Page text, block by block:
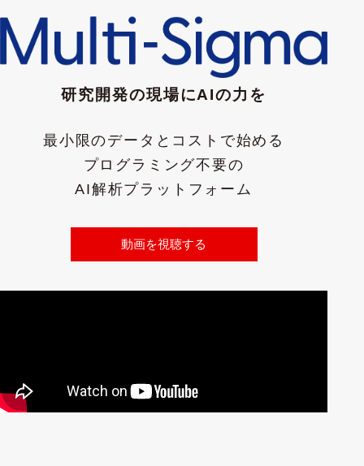
研究開発の現場にAIの力を
最小限のデータとコストで始める
プログラミング不要の
AI解析プラットフォーム
動画を視聴する